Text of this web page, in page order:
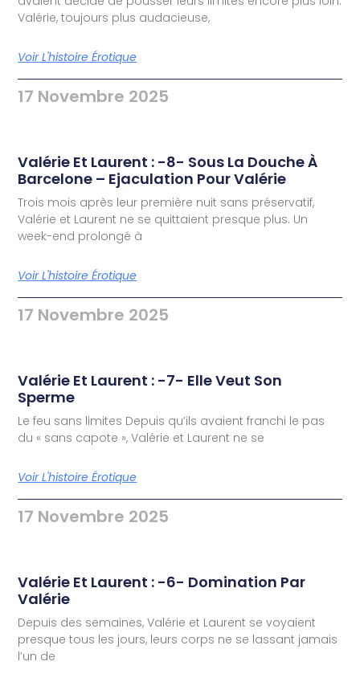
Valérie, toujours plus audacieuse,
Voir L'histoire Érotique
17 Novembre 2025
Valérie Et Laurent : -8- Sous La Douche À
Barcelone – Ejaculation Pour Valérie
Trois mois après leur première nuit sans préservatif,
Valérie et Laurent ne se quittaient presque plus. Un
week-end prolongé à
Voir L'histoire Érotique
17 Novembre 2025
Valérie Et Laurent : -7- Elle Veut Son
Sperme
Le feu sans limites Depuis qu’ils avaient franchi le pas
du « sans capote », Valérie et Laurent ne se
Voir L'histoire Érotique
17 Novembre 2025
Valérie Et Laurent : -6- Domination Par
Valérie
Depuis des semaines, Valérie et Laurent se voyaient
presque tous les jours, leurs corps ne se lassant jamais
l’un de